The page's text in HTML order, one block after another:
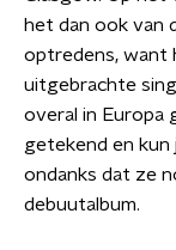
het dan ook van
optredens, want
uitgebrachte
overal in Europa
getekend en
ondanks dat ze
debuutalbum.